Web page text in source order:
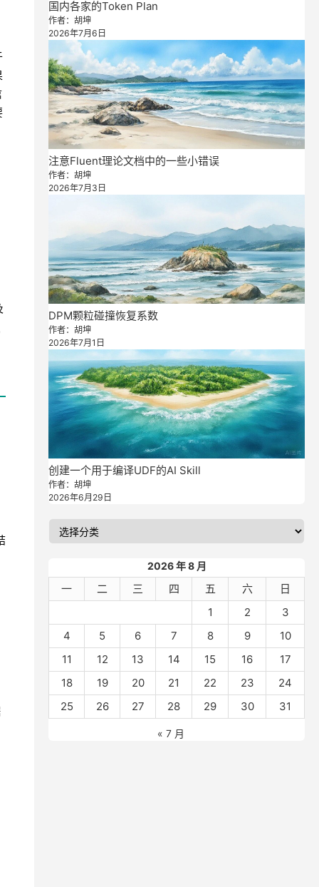
国内各家的Token Plan
作者：胡坤
2026年7月6日
注意Fluent理论文档中的一些小错误
作者：胡坤
2026年7月3日
DPM颗粒碰撞恢复系数
作者：胡坤
2026年7月1日
创建一个用于编译UDF的AI Skill
作者：胡坤
2026年6月29日
2026 年 8 月
一 二 三 四 五 六
日
1
2
3
4
5 6 7 8 9
10
11
12 13 14 15 16
17
18
19 20 21 22 23
24
25
26 27 28 29 30 31
« 7 月